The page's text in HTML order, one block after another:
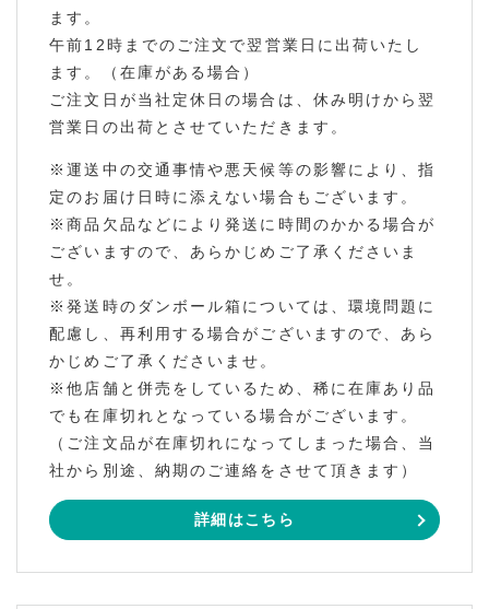
ます。
午前12時までのご注文で翌営業日に出荷いたし
ます。（在庫がある場合）
ご注文日が当社定休日の場合は、休み明けから翌
営業日の出荷とさせていただきます。
※運送中の交通事情や悪天候等の影響により、指
定のお届け日時に添えない場合もございます。
※商品欠品などにより発送に時間のかかる場合が
ございますので、あらかじめご了承くださいま
せ。
※発送時のダンボール箱については、環境問題に
配慮し、再利用する場合がございますので、あら
かじめご了承くださいませ。
※他店舗と併売をしているため、稀に在庫あり品
でも在庫切れとなっている場合がございます。
（ご注文品が在庫切れになってしまった場合、当
社から別途、納期のご連絡をさせて頂きます）
詳細はこちら